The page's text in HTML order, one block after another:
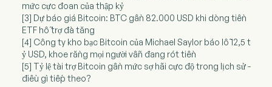
mức cực đoan của thập kỷ
[3] Dự báo giá Bitcoin: BTC gần 82.000 USD khi dòng tiền
ETF hỗ trợ đà tăng
[4] Công ty kho bạc Bitcoin của Michael Saylor báo lỗ 12,5 t
ỷ USD, khoe rằng mọi người vẫn đang rót tiền
[5] Tỷ lệ tài trợ Bitcoin gần mức sợ hãi cực độ trong lịch sử -
điều gì tiếp theo?